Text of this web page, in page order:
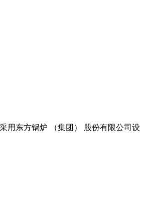
用东方锅炉 （集团） 股份有限公司设